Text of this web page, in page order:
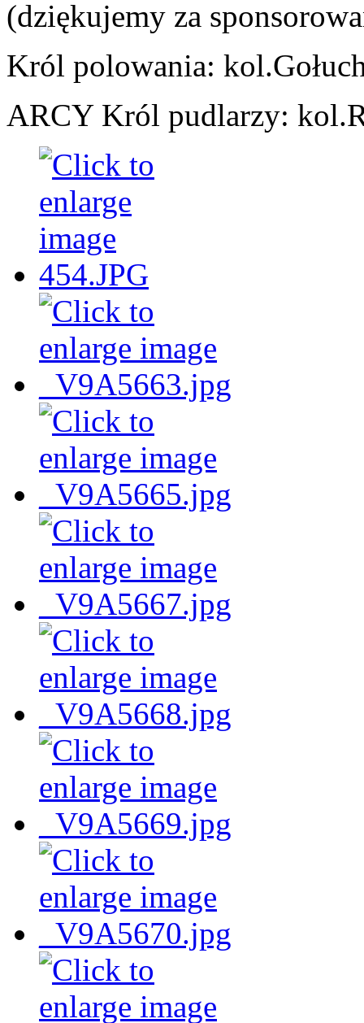
(dziękujemy za
Król polowania: kol.
ARCY Król pudlarzy: kol.